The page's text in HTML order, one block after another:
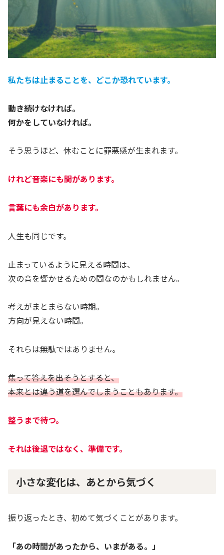
私たちは止まることを、どこか恐れています。
動き続けなければ。
何かをしていなければ。
そう思うほど、休むことに罪悪感が生まれます。
けれど音楽にも間があります。
言葉にも余白があります。
人生も同じです。
止まっているように見える時間は、
次の音を響かせるための間なのかもしれません。
考えがまとまらない時期。
方向が見えない時間。
それらは無駄ではありません。
焦って答えを出そうとすると、
本来とは違う道を選んでしまうこともあります。
整うまで待つ。
それは後退ではなく、準備です。
小さな変化は、あとから気づく
振り返ったとき、初めて気づくことがあります。
「あの時間があったから、いまがある。」